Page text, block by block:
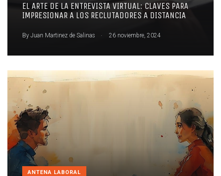
EL ARTE DE LA ENTREVISTA VIRTUAL: CLAVES PARA
IMPRESIONAR A LOS RECLUTADORES A DISTANCIA
By Juan Martinez de Salinas 26 noviembre, 2024
ANTENA LABORAL